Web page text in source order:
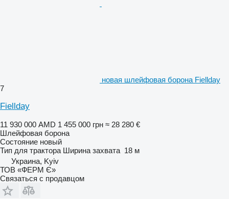
новая шлейфовая борона Fiellday
7
Fiellday
11 930 000 AMD 1 455 000 грн ≈ 28 280 €
Шлейфовая борона
Состояние новый
Тип для трактора Ширина захвата 18 м
Украина, Kyiv
ТОВ «ФЕРМ Є»
Связаться с продавцом